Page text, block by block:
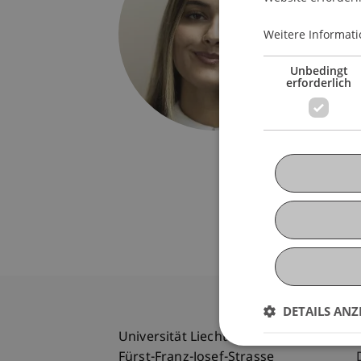
9490
Universität Liechtenstein
Weitere
Unbedingt
erforderlich
DETAILS